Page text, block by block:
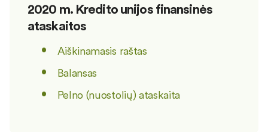
2020 m. Kredito unijos finansinės
ataskaitos
Aiškinamasis raštas
Balansas
Pelno (nuostolių) ataskaita